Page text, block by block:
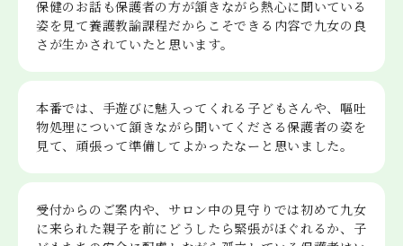
保健のお話も保護者の方が頷きながら熱心に聞いている
姿を見て養護教諭課程だからこそできる内容で九女の良
さが生かされていたと思います。
本番では、手遊びに魅入ってくれる子どもさんや、嘔吐
物処理について頷きながら聞いてくださる保護者の姿を
見て、頑張って準備してよかったなーと思いました。
受付からのご案内や、サロン中の見守りでは初めて九女
に来られた親子を前にどうしたら緊張がほぐれるか、子